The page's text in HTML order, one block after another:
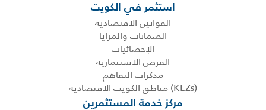
استثمر في الكويت
القوانين الاقتصادية
الضمانات والمزايا
الإحصائيات
الفرص الاستثمارية
مذكرات التفاهم
(KEZs) مناطق الكويت الاقتصادية
مركز خدمة المستثمرين